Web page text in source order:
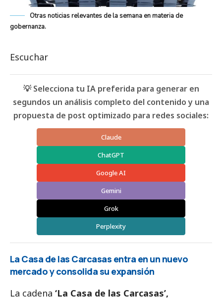
Otras noticias relevantes de la semana en materia de
gobernanza.
Escuchar
💡 Selecciona tu IA preferida para generar en
segundos un análisis completo del contenido y una
propuesta de post optimizado para redes sociales:
Claude
ChatGPT
Google AI
Gemini
Grok
Perplexity
La Casa de las Carcasas entra en un nuevo
mercado y consolida su expansión
La cadena ‘La Casa de las Carcasas’,